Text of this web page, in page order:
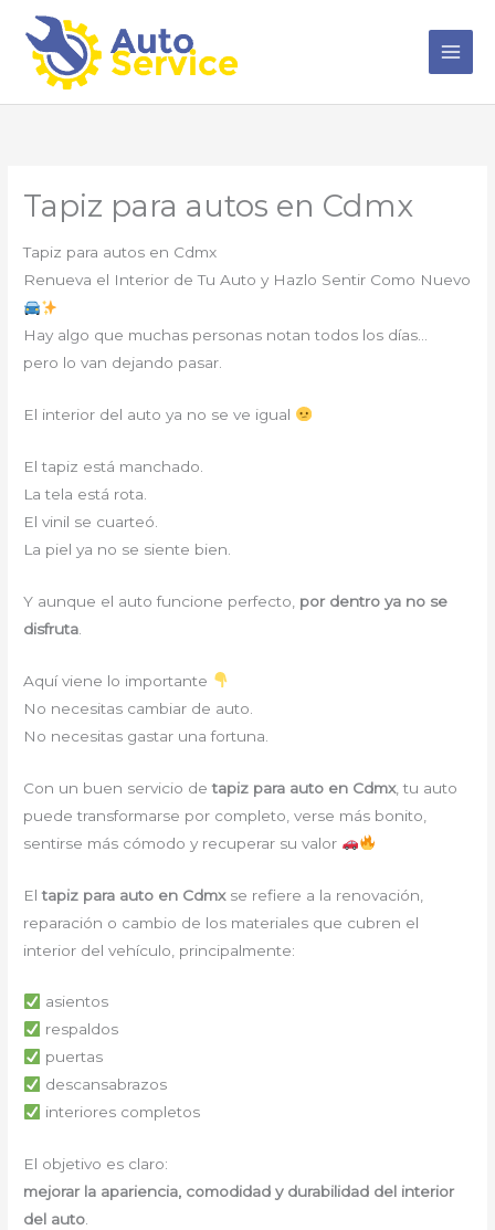
contenido
Tapiz para autos en Cdmx
Tapiz para autos en Cdmx
Renueva el Interior de Tu Auto y Hazlo Sentir Como Nuevo
Hay algo que muchas personas notan todos los días…
pero lo van dejando pasar.
El interior del auto ya no se ve igual
El tapiz está manchado.
La tela está rota.
El vinil se cuarteó.
La piel ya no se siente bien.
Y aunque el auto funcione perfecto, por dentro ya no se
disfruta
Aquí viene lo importante
No necesitas cambiar de auto.
No necesitas gastar una fortuna.
Con un buen servicio detapiz para auto en Cdmx, tu auto
puede transformarse por completo, verse más bonito,
sentirse más cómodo y recuperar su valor
Eltapiz para auto en Cdmx se refiere a la renovación,
reparación o cambio de los materiales que cubren el
interior del vehículo, principalmente:
asientos
respaldos
puertas
descansabrazos
interiores completos
El objetivo es claro:
mejorar la apariencia, comodidad y durabilidad del interior
del auto.